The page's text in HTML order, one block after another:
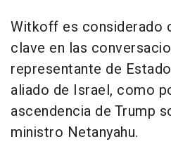
Witkoff es considerado
clave en las
representante de
aliado de Israel, como
ascendencia de Trump
ministro Netanyahu.